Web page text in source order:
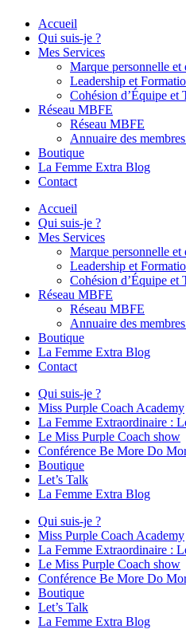
Accueil
Qui suis-je ?
Mes Services
Marque personnelle et
Leadership et
Cohésion d’Équipe et
Réseau MBFE
Réseau MBFE
Annuaire des
Boutique
La Femme Extra Blog
Contact
Accueil
Qui suis-je ?
Mes Services
Marque personnelle et
Leadership et
Cohésion d’Équipe et
Réseau MBFE
Réseau MBFE
Annuaire des
Boutique
La Femme Extra Blog
Contact
Qui suis-je ?
Miss Purple Coach Academy
La Femme Extraordinaire :
Le Miss Purple Coach show
Conférence Be More Do
Boutique
Let’s Talk
La Femme Extra Blog
Qui suis-je ?
Miss Purple Coach Academy
La Femme Extraordinaire :
Le Miss Purple Coach show
Conférence Be More Do
Boutique
Let’s Talk
La Femme Extra Blog